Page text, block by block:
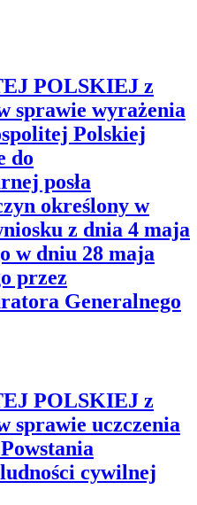
POLSKIEJ z
sprawie wyrażenia
Polskiej
do
posła
określony w
z dnia 4 maja
w dniu 28 maja
przez
Generalnego
POLSKIEJ z
sprawie uczczenia
cywilnej